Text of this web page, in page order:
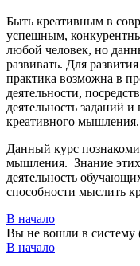
Быть креативным в
успешным,
любой человек, но
развивать. Для
практика возможна в
деятельности,
деятельность заданий
креативного мышления.
Данный курс
мышления. Знание этих
деятельность
способности мыслить
В начало
Вы не вошли в систему
В начало